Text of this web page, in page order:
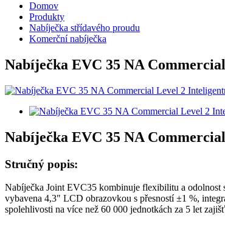
Domov
Produkty
Nabíječka střídavého proudu
Komerční nabíječka
Nabíječka EVC 35 NA
Nabíječka EVC 35 NA
Stručný popis:
Nabíječka Joint EVC35 kombinuje flexibilitu a odolnost
vybavena 4,3" LCD obrazovkou s přesností ±1 %,
spolehlivosti na více než 60 000 jednotkách za 5 let